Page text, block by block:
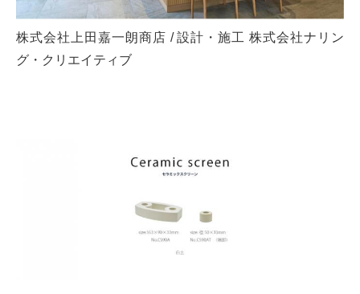
株式会社上田嘉一朗商店 / 設計・施工 株式会社ナリン
グ・クリエイティブ